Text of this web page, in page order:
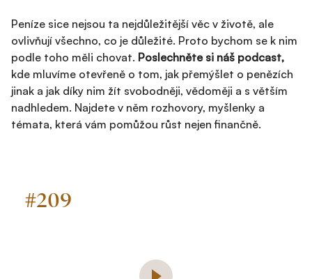
Peníze sice nejsou ta nejdůležitější věc v životě, ale
ovlivňují všechno, co je důležité. Proto bychom se k nim
podle toho měli chovat. Poslechněte si náš podcast,
kde mluvíme otevřeně o tom, jak přemýšlet o penězích
jinak a jak díky nim žít svobodněji, vědoměji a s větším
nadhledem. Najdete v něm rozhovory, myšlenky a
témata, která vám pomůžou růst nejen finančně.
#209